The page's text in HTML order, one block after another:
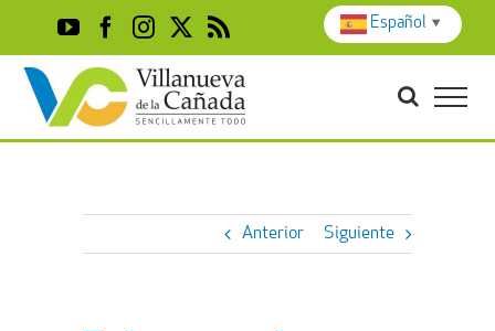
content
YouTubeFacebook
Instagram
X Rss
Anterior Siguiente
Español ▼